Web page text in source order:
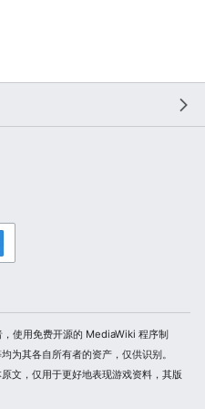
使用免费开源的 MediaWiki 程序制
为其各自所有者的资产，仅供识别。
文，仅用于更好地表现游戏资料，其版